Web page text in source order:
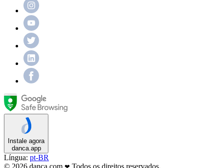
Instale agora
danca.app
Língua: pt-BR
© 2026 danca.com
Todos os direitos reservados.